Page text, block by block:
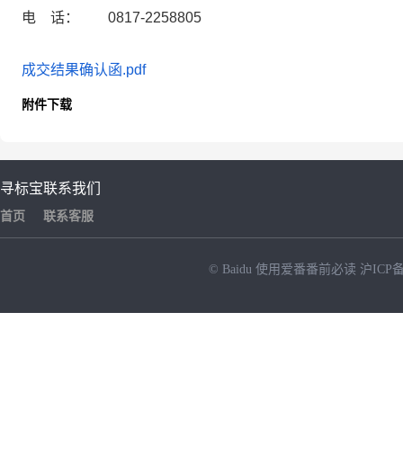
电 话： 0817-2258805
成交结果确认函.pdf
附件下载
寻标宝
首页
联系我们
联系客服
© Baidu 使用爱番番前必读 沪ICP